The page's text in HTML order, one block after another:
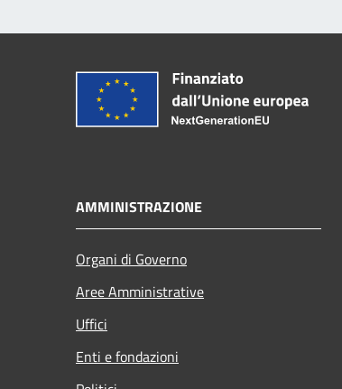
AMMINISTRAZIONE
Organi di Governo
Aree Amministrative
Uffici
Enti e fondazioni